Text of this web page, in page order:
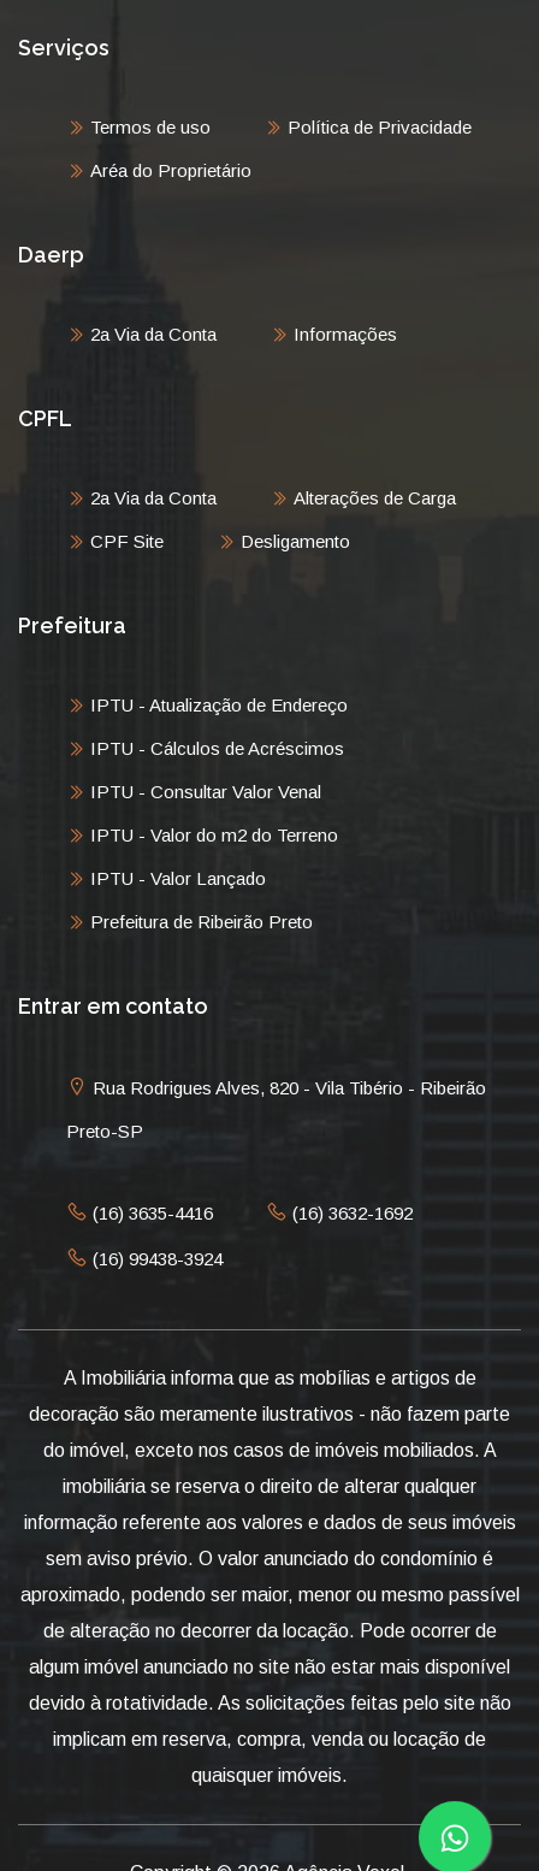
Serviços
Termos de uso Política de Privacidade
Aréa do Proprietário
Daerp
2a Via da Conta Informações
CPFL
2a Via da Conta Alterações de Carga
CPF Site Desligamento
Prefeitura
IPTU - Atualização de Endereço
IPTU - Cálculos de Acréscimos
IPTU - Consultar Valor Venal
IPTU - Valor do m2 do Terreno
IPTU - Valor Lançado
Prefeitura de Ribeirão Preto
Entrar em contato
Rua Rodrigues Alves, 820 - Vila Tibério - Ribeirão
Preto-SP
(16) 3635-4416 (16) 3632-1692
(16) 99438-3924
A Imobiliária informa que as mobílias e artigos de
decoração são meramente ilustrativos - não fazem parte
do imóvel, exceto nos casos de imóveis mobiliados. A
imobiliária se reserva o direito de alterar qualquer
informação referente aos valores e dados de seus imóveis
sem aviso prévio. O valor anunciado do condomínio é
aproximado, podendo ser maior, menor ou mesmo passível
de alteração no decorrer da locação. Pode ocorrer de
algum imóvel anunciado no site não estar mais disponível
devido à rotatividade. As solicitações feitas pelo site não
implicam em reserva, compra, venda ou locação de
quaisquer imóveis.